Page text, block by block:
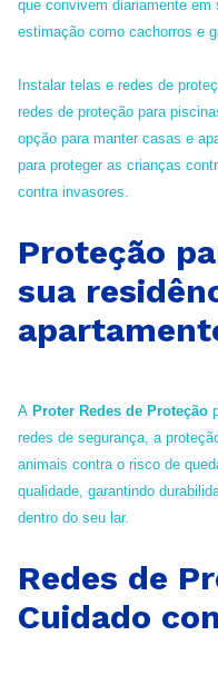
que convivem diariamente
estimação como cachorros e
Instalar telas e redes de
redes de proteção para
opção para manter casas e
para proteger as crianças
contra invasores.
Proteção
sua
A Proter Redes de Proteção
redes de segurança, a
animais contra o risco de
qualidade, garantindo
dentro do seu lar.
Redes de
Cuidado